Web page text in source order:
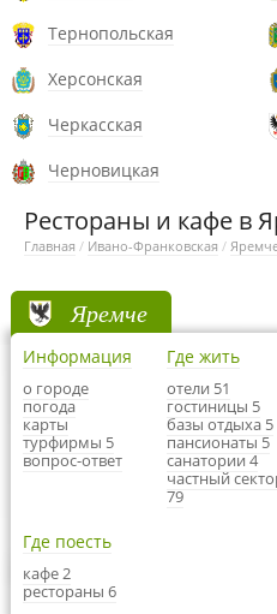
Тернопольская
Херсонская
Черкасская
Черновицкая
Рестораны и кафе в
Главная / Ивано-Франковская /
Яремче
Информация
о городе
погода
карты
турфирмы 5
вопрос-ответ
Где жить
отели 51
гостиницы 5
базы отдыха 5
пансионаты 5
санатории 4
частный
79
Где поесть
кафе 2
рестораны 6